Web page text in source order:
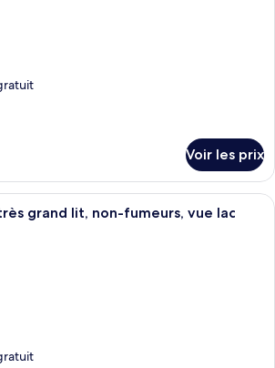
Voir les prix
Une chambre d’hôtel moderne,
grand lit, non-fumeurs, vue lac